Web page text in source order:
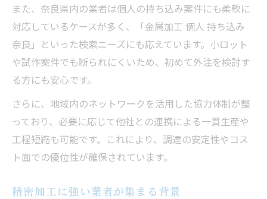
また、奈良県内の業者は個人の持ち込み案件にも柔軟に
対応しているケースが多く、「金属加工 個人 持ち込み
奈良」といった検索ニーズにも応えています。小ロット
や試作案件でも断られにくいため、初めて外注を検討す
る方にも安心です。
さらに、地域内のネットワークを活用した協力体制が整
っており、必要に応じて他社との連携による一貫生産や
工程短縮も可能です。これにより、調達の安定性やコス
ト面での優位性が確保されています。
精密加工に強い業者が集まる背景